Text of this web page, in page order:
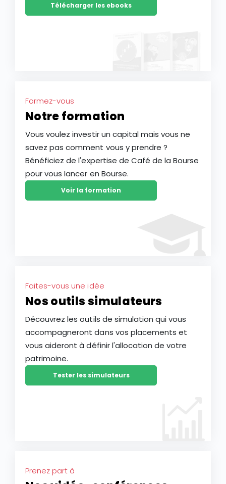
Télécharger les ebooks
Formez-vous
Notre formation
Vous voulez investir un capital mais vous ne
savez pas comment vous y prendre ?
Bénéficiez de l'expertise de Café de la Bourse
pour vous lancer en Bourse.
Voir la formation
Faites-vous une idée
Nos outils simulateurs
Découvrez les outils de simulation qui vous
accompagneront dans vos placements et
vous aideront à définir l'allocation de votre
patrimoine.
Tester les simulateurs
Prenez part à